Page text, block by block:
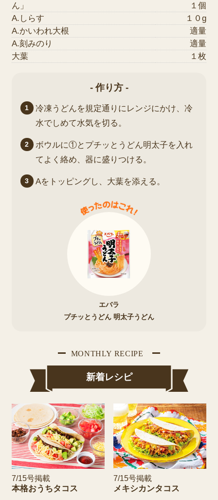
ん」
１個
A.しらす
１０g
A.かいわれ大根
適量
A.刻みのり
適量
大葉
１枚
- 作り方 -
1
冷凍うどんを規定通りにレンジにかけ、冷
水でしめて水気を切る。
2
ボウルに①とプチッとうどん明太子を入れ
てよく絡め、器に盛りつける。
3 Aをトッピングし、大葉を添える。
エバラ
プチッとうどん 明太子うどん
新着レシピ
7/15号掲載
本格おうちタコス
7/15号掲載
メキシカンタコス